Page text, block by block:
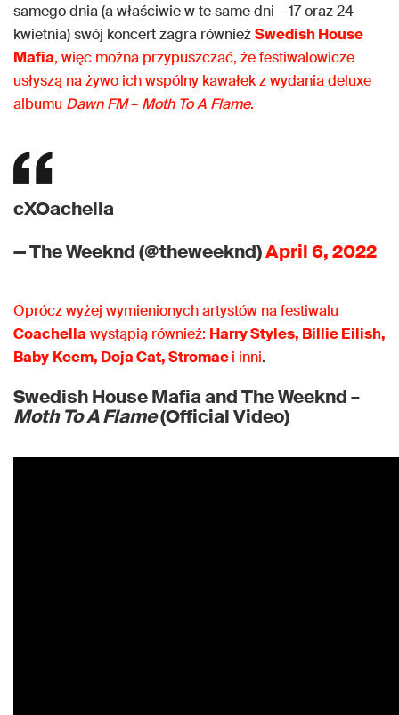
samego dnia (a właściwie w te same dni – 17 oraz 24
kwietnia) swój koncert zagra równieżSwedish House
Mafia, więc można przypuszczać, że festiwalowicze
usłyszą na żywo ich wspólny kawałek z wydania deluxe
albumu Dawn FM– Moth To A Flame.
cXOachella
— The Weeknd (@theweeknd)April 6, 2022
Oprócz wyżej wymienionych artystów na festiwalu
Coachella wystąpią również: Harry Styles, Billie Eilish,
Baby Keem, Doja Cat, Stromaei inni.
Swedish House Mafia and The Weeknd –
Moth To A Flame(Official Video)